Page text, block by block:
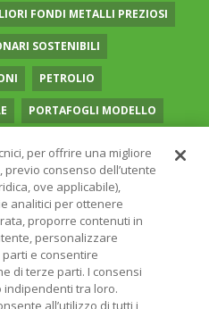
FONDI METALLI PREZIOSI
SOSTENIBILI
PETROLIO
PORTAFOGLI MODELLO
MEDIA STILE VALUE
VOLATILITÀ
SIM È UNA SOCIETÀ DEL
per offrire una migliore
consenso dell’utente
ove applicabile),
analitici per ottenere
proporre contenuti in
personalizzare
e consentire
di terze parti. I consensi
indipendenti tra loro.
all’utilizzo di tutti i